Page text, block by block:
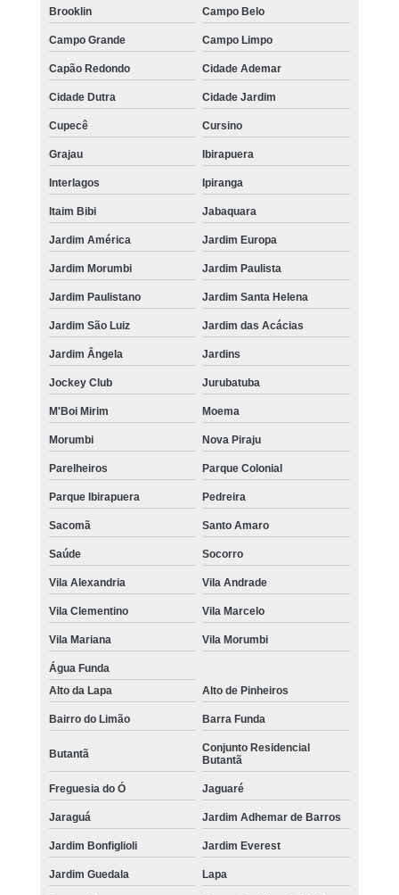
Brooklin Campo Belo
Campo Grande Campo Limpo
Capão Redondo Cidade Ademar
Cidade Dutra Cidade Jardim
Cupecê Cursino
Grajau Ibirapuera
Interlagos Ipiranga
Itaim Bibi Jabaquara
Jardim América Jardim Europa
Jardim Morumbi Jardim Paulista
Jardim Paulistano Jardim Santa Helena
Jardim São Luiz Jardim das Acácias
Jardim Ângela Jardins
Jockey Club Jurubatuba
M'Boi Mirim Moema
Morumbi Nova Piraju
Parelheiros Parque Colonial
Parque Ibirapuera Pedreira
Sacomã Santo Amaro
Saúde Socorro
Vila Alexandria Vila Andrade
Vila Clementino Vila Marcelo
Vila Mariana Vila Morumbi
Água Funda
Alto da Lapa
Alto de Pinheiros
Bairro do Limão Barra Funda
Butantã
Conjunto Residencial
Butantã
Freguesia do Ó Jaguaré
Jaraguá Jardim Adhemar de Barros
Jardim Bonfiglioli Jardim Everest
Jardim Guedala Lapa